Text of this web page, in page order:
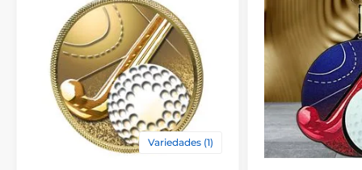
Variedades (1)